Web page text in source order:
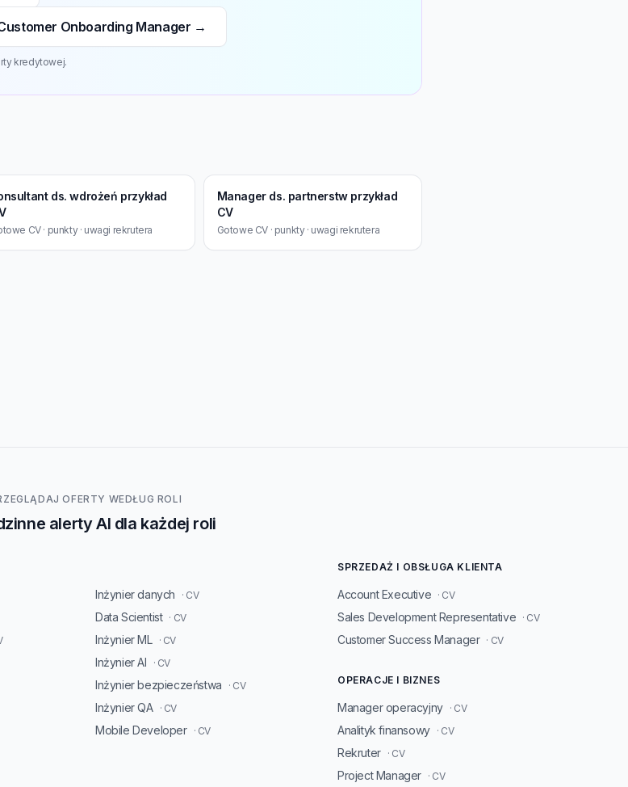
Onboarding Manager →
kredytowej.
ds. wdrożeń przykład
CV · punkty · uwagi rekrutera
Manager ds. partnerstw przykład
CV
Gotowe CV · punkty · uwagi rekrutera
OFERTY WEDŁUG ROLI
alerty AI dla każdej roli
Inżynier danych · CV
Data Scientist · CV
Inżynier ML · CV
Inżynier AI · CV
Inżynier bezpieczeństwa · CV
Inżynier QA · CV
Mobile Developer · CV
SPRZEDAŻ I OBSŁUGA KLIENTA
Account Executive · CV
Sales Development Representative · CV
Customer Success Manager · CV
OPERACJE I BIZNES
Manager operacyjny · CV
Analityk finansowy · CV
Rekruter · CV
Project Manager · CV